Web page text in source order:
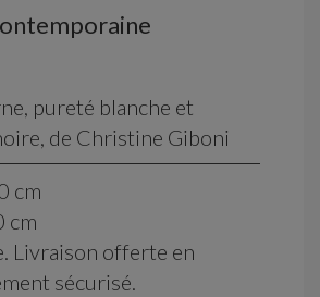
pureté blanche et
de Christine Giboni
cm
cm
Livraison offerte en
sécurisé.